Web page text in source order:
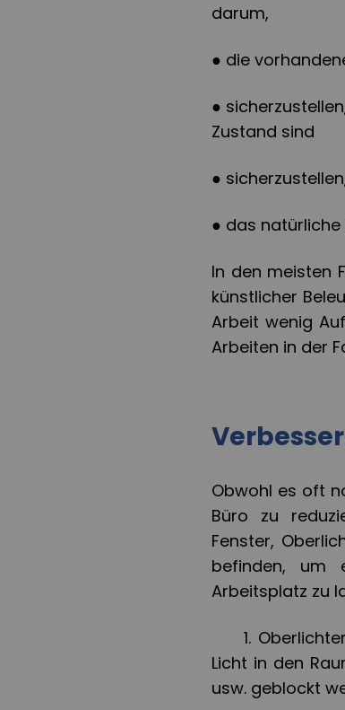
darum,
● die
●
Zustand sind
●
● das natürliche
In den meisten
künstlicher
Arbeit wenig
Arbeiten in der
Obwohl es oft
Büro zu
Fenster,
befinden, um
Arbeitsplatz zu
1.
Licht in den
usw. geblockt